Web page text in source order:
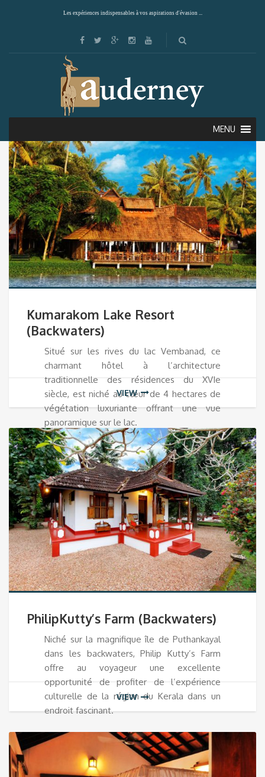
Les expériences indispensables à vos aspirations d'évasion ...
MENU
Showing all 4 results
Default sorting
Kumarakom Lake Resort
(Backwaters)
Situé sur les rives du lac Vembanad, ce
charmant hôtel à l’architecture
traditionnelle des résidences du XVIe
siècle, est niché au cœur de 4 hectares de
végétation luxuriante offrant une vue
panoramique sur le lac.
VIEW
PhilipKutty’s Farm (Backwaters)
Niché sur la magnifique île de Puthankayal
dans les backwaters, Philip Kutty’s Farm
offre au voyageur une excellente
opportunité de profiter de l’expérience
culturelle de la région du Kerala dans un
endroit fascinant.
VIEW